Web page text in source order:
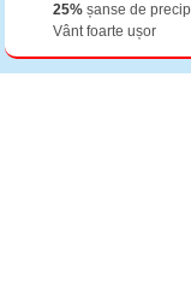
25%șanse de
Vânt foarte ușor